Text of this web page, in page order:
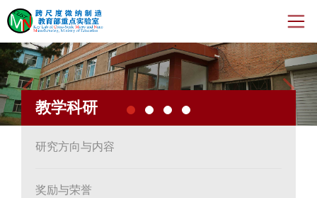
首页
新闻动态
机构人员
Previous
教学科研
研究方向与内容
奖励与荣誉